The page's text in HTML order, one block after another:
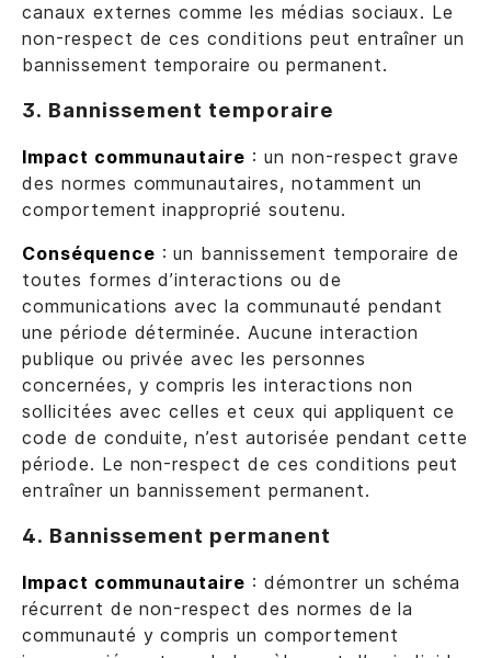
canaux externes comme les médias sociaux. Le
non-respect de ces conditions peut entraîner un
bannissement temporaire ou permanent.
3. Bannissement temporaire
Impact communautaire : un non-respect grave
des normes communautaires, notamment un
comportement inapproprié soutenu.
Conséquence : un bannissement temporaire de
toutes formes d’interactions ou de
communications avec la communauté pendant
une période déterminée. Aucune interaction
publique ou privée avec les personnes
concernées, y compris les interactions non
sollicitées avec celles et ceux qui appliquent ce
code de conduite, n’est autorisée pendant cette
période. Le non-respect de ces conditions peut
entraîner un bannissement permanent.
4. Bannissement permanent
Impact communautaire : démontrer un schéma
récurrent de non-respect des normes de la
communauté y compris un comportement